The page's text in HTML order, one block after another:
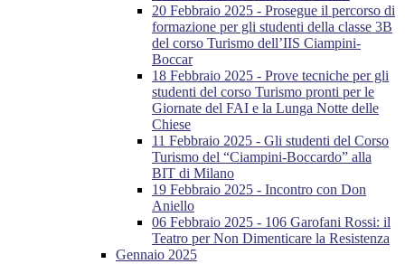
20 Febbraio 2025 - Prosegue il percorso di
formazione per gli studenti della classe 3B
del corso Turismo dell’IIS Ciampini-
Boccar
18 Febbraio 2025 - Prove tecniche per gli
studenti del corso Turismo pronti per le
Giornate del FAI e la Lunga Notte delle
Chiese
11 Febbraio 2025 - Gli studenti del Corso
Turismo del “Ciampini-Boccardo” alla
BIT di Milano
19 Febbraio 2025 - Incontro con Don
Aniello
06 Febbraio 2025 - 106 Garofani Rossi: il
Teatro per Non Dimenticare la Resistenza
Gennaio 2025